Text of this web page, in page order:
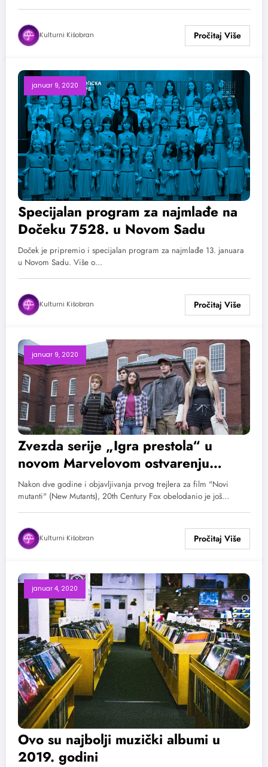
Kulturni Kišobran
januar 9, 2020
Specijalan program za najmlađe na
Dočeku 7528. u Novom Sadu
Doček je pripremio i specijalan program za najmlađe 13. januara
u Novom Sadu. Više o…
Kulturni Kišobran
januar 9, 2020
Zvezda serije „Igra prestola“ u
novom Marvelovom ostvarenju
„Novi mutanti“
Nakon dve godine i objavljivanja prvog trejlera za film "Novi
mutanti" (New Mutants), 20th Century Fox obelodanio je još…
Kulturni Kišobran
januar 4, 2020
Ovo su najbolji muzički albumi u
2019. godini